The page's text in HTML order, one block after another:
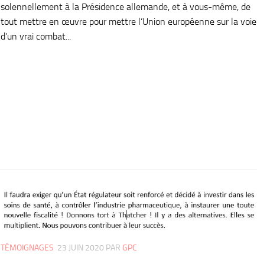
solennellement à la Présidence allemande, et à vous-même, de
tout mettre en œuvre pour mettre l’Union européenne sur la voie
d’un vrai combat...
TÉMOIGNAGES 23 JUIN 2020 PAR GPC